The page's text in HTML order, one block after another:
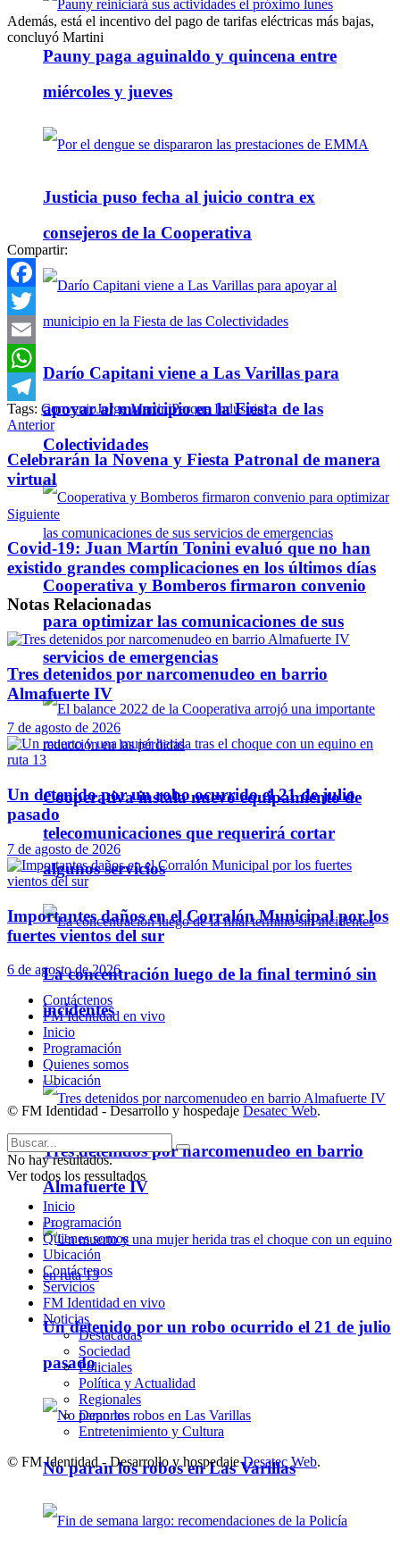
Pauny paga aguinaldo y quincena entre
miércoles y jueves
Justicia puso fecha al juicio contra ex
consejeros de la Cooperativa
Darío Capitani viene a Las Varillas para
apoyar al municipio en la Fiesta de las
Colectividades
Cooperativa y Bomberos firmaron convenio
para optimizar las comunicaciones de sus
servicios de emergencias
Cooperativa instala nuevo equipamiento de
telecomunicaciones que requerirá cortar
algunos servicios
La concentración luego de la final terminó sin
incidentes
Policiales
Tres detenidos por narcomenudeo en barrio
Almafuerte IV
Un detenido por un robo ocurrido el 21 de julio
pasado
No paran los robos en Las Varillas
Además, está el incentivo del pago de tarifas eléctricas más bajas,
concluyó Martini
Compartir:
Facebook
Twitter
Email
WhatsApp
Telegram
Tags: ConvenioJorge MartiniParque Industrial
Anterior
Celebrarán la Novena y Fiesta Patronal de manera
virtual
Siguiente
Covid-19: Juan Martín Tonini evaluó que no han
existido grandes complicaciones en los últimos días
Notas Relacionadas
Tres detenidos por narcomenudeo en barrio
Almafuerte IV
7 de agosto de 2026
Un detenido por un robo ocurrido el 21 de julio
pasado
7 de agosto de 2026
Importantes daños en el Corralón Municipal por los
fuertes vientos del sur
6 de agosto de 2026
Contáctenos
FM Identidad en vivo
Inicio
Programación
Quienes somos
Ubicación
© FM Identidad - Desarrollo y hospedaje Desatec Web.
No hay resultados.
Ver todos los ressultados
Inicio
Programación
Quienes somos
Ubicación
Contáctenos
Servicios
FM Identidad en vivo
Noticias
Destacadas
Sociedad
Policiales
Política y Actualidad
Regionales
Deportes
Entretenimiento y Cultura
© FM Identidad - Desarrollo y hospedajeDesatec Web.